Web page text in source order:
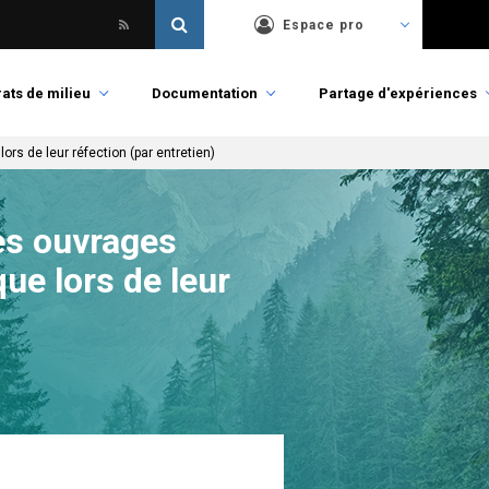
Espace pro
de milieu Documentation Partage d'expériences
de leur réfection (par entretien)
ouvrages
lors de leur